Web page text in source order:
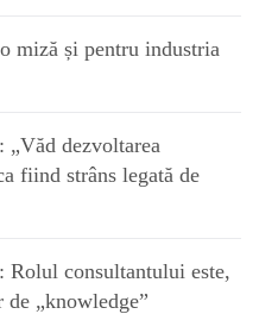
miză și pentru industria
dezvoltarea
fiind strâns legată de
Rolul consultantului este,
„knowledge”